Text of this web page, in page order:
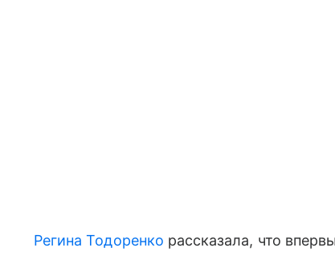
Регина Тодоренко рассказала, что